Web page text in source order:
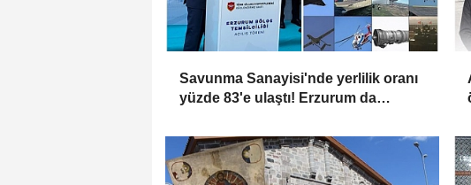
Savunma Sanayisi'nde yerlilik oranı
yüzde 83'e ulaştı! Erzurum da